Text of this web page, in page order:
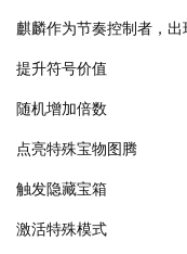
麒麟作为节奏控制者，出
提升符号价值
随机增加倍数
点亮特殊宝物图腾
触发隐藏宝箱
激活特殊模式